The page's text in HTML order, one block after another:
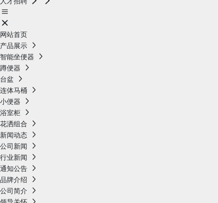
网站首页
产品展示
智能坐便器
蹲便器
台盆
连体马桶
小便器
浴室柜
花洒组合
新闻动态
公司新闻
行业新闻
通知公告
品牌介绍
公司简介